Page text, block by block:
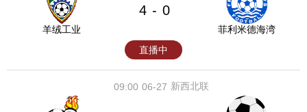
羊绒工业
4 - 0
菲利米德海湾
直播中
06-27
09:00 新西北联